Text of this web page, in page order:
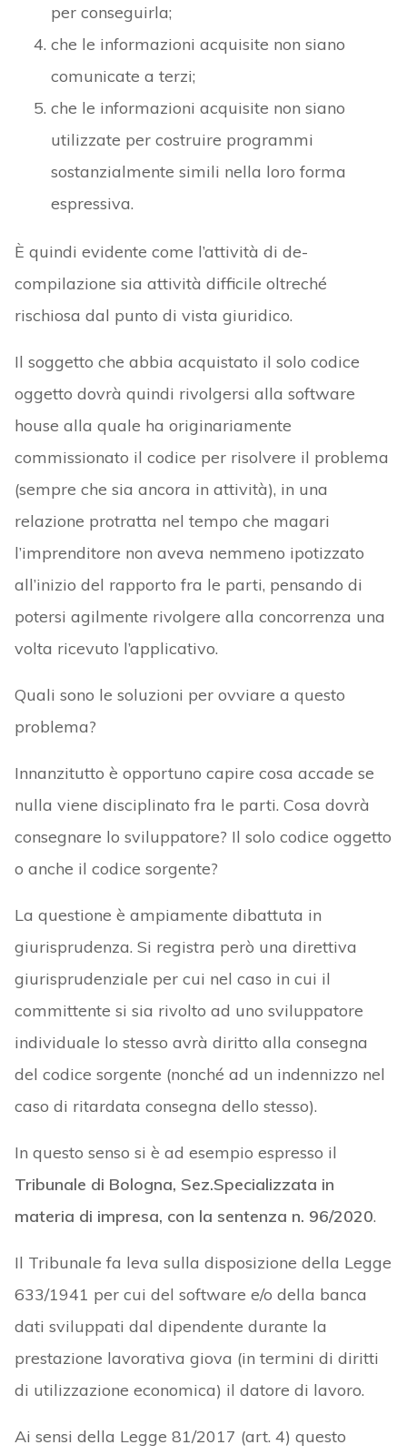
per conseguirla;
che le informazioni acquisite non siano
comunicate a terzi;
che le informazioni acquisite non siano
utilizzate per costruire programmi
sostanzialmente simili nella loro forma
espressiva.
È quindi evidente come l’attività di de-
compilazione sia attività difficile oltreché
rischiosa dal punto di vista giuridico.
Il soggetto che abbia acquistato il solo codice
oggetto dovrà quindi rivolgersi alla software
house alla quale ha originariamente
commissionato il codice per risolvere il problema
(sempre che sia ancora in attività), in una
relazione protratta nel tempo che magari
l’imprenditore non aveva nemmeno ipotizzato
all’inizio del rapporto fra le parti, pensando di
potersi agilmente rivolgere alla concorrenza una
volta ricevuto l’applicativo.
Quali sono le soluzioni per ovviare a questo
problema?
Innanzitutto è opportuno capire cosa accade se
nulla viene disciplinato fra le parti. Cosa dovrà
consegnare lo sviluppatore? Il solo codice oggetto
o anche il codice sorgente?
La questione è ampiamente dibattuta in
giurisprudenza. Si registra però una direttiva
giurisprudenziale per cui nel caso in cui il
committente si sia rivolto ad uno sviluppatore
individuale lo stesso avrà diritto alla consegna
del codice sorgente (nonché ad un indennizzo nel
caso di ritardata consegna dello stesso).
In questo senso si è ad esempio espresso il
Tribunale di Bologna, Sez.Specializzata in
materia di impresa, con la sentenza n. 96/2020.
Il Tribunale fa leva sulla disposizione della Legge
633/1941 per cui del software e/o della banca
dati sviluppati dal dipendente durante la
prestazione lavorativa giova (in termini di diritti
di utilizzazione economica) il datore di lavoro.
Ai sensi della Legge 81/2017 (art. 4) questo